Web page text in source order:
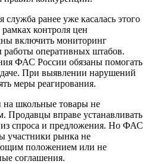
ранее уже касалась этого
контроля цен
включить мониторинг
оперативных штабов.
ФАС России обязаны помогать
При выявлении нарушений
меры реагирования.
школьные товары не
Продавцы вправе устанавливать
из спроса и предложения. Но ФАС
участники рынка не
положением или не
соглашения.